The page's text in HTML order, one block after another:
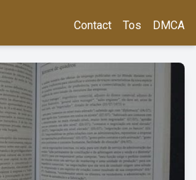
Contact Tos DMCA